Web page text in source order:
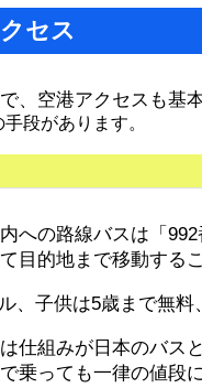
セス
、空港アクセスも基
段があります。
への路線バスは「
目的地まで移動する
、子供は5歳まで無
仕組みが日本のバス
乗っても一律の値段